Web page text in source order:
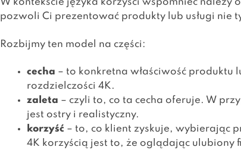
W kontekście języka korzyści wspomnieć należy
pozwoli Ci prezentować produkty lub usługi nie
Rozbijmy ten model na części:
cecha – to konkretna właściwość produktu
rozdzielczości 4K.
zaleta – czyli to, co ta cecha oferuje. W
jest ostry i realistyczny.
korzyść – to, co klient zyskuje, wybierając
4K korzyścią jest to, że oglądając ulubiony